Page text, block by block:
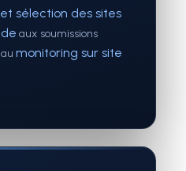
sélection des sites
aux soumissions
monitoring sur site